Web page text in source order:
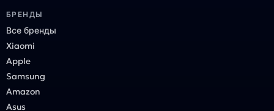
БРЕНДЫ
Все бренды
Xiaomi
Apple
Samsung
Amazon
Asus